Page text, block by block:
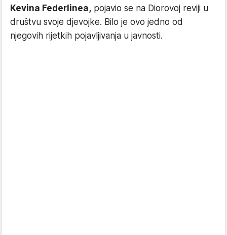
Kevina Federlinea, pojavio se na Diorovoj reviji u
društvu svoje djevojke. Bilo je ovo jedno od
njegovih rijetkih pojavljivanja u javnosti.